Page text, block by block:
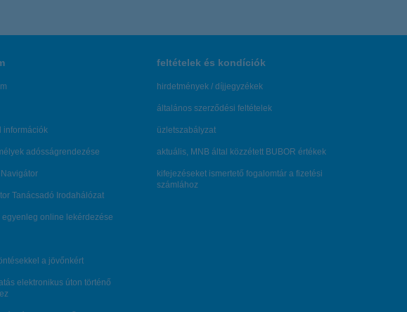
információk
adósságrendezése
Tanácsadó Irodahálózat
egyenleg online lekérdezése
a jövőnkért
elektronikus úton történő
feltételek és kondíciók
hirdetmények / díjjegyzékek
általános szerződési feltételek
üzletszabályzat
aktuális, MNB által közzétett BUBOR értékek
kifejezéseket ismertető fogalomtár a fizetési
számlához